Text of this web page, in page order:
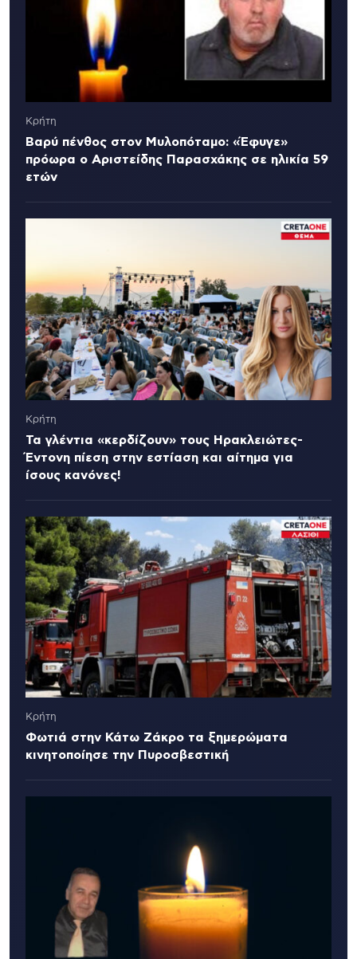
Κρήτη
Βαρύ πένθος στον Μυλοπόταμο: «Έφυγε»
πρόωρα ο Αριστείδης Παρασχάκης σε ηλικία 59
ετών
Κρήτη
Τα γλέντια «κερδίζουν» τους Ηρακλειώτες-
Έντονη πίεση στην εστίαση και αίτημα για
ίσους κανόνες!
Κρήτη
Φωτιά στην Κάτω Ζάκρο τα ξημερώματα
κινητοποίησε την Πυροσβεστική